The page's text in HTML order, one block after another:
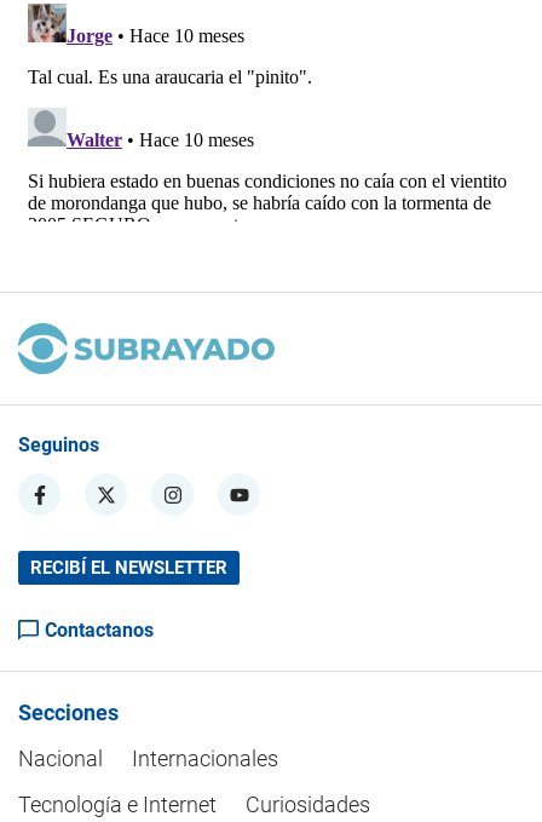
Seguinos
RECIBÍ EL NEWSLETTER
Contactanos
Secciones
Nacional
Internacionales
Tecnología e Internet
Curiosidades